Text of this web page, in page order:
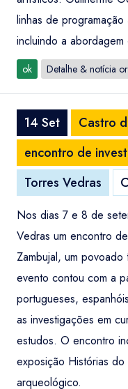
linhas de
incluindo a
ok Detalhe & notícia
14 Set
Castro
encontro de
Torres Vedras
Nos dias 7 e 8 de
Vedras um encontro
Zambujal, um
evento contou com a
portugueses,
as investigações em
estudos. O encontro
exposição Histórias
arqueológico.